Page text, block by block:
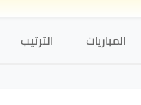
المباريات الترتيب